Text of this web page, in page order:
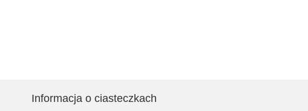
Informacja o ciasteczkach